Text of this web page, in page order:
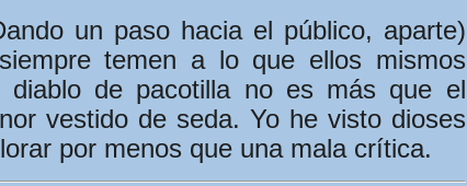
un paso hacia el público, aparte)
temen a lo que ellos mismos
diablo de pacotilla no es más que el
vestido de seda. Yo he visto dioses
por menos que una mala crítica.